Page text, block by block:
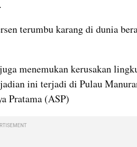
terumbu karang di dunia
menemukan kerusakan
ini terjadi di Pulau
Pratama (ASP)